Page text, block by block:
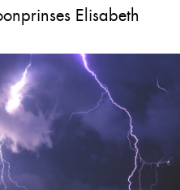
Elisabeth